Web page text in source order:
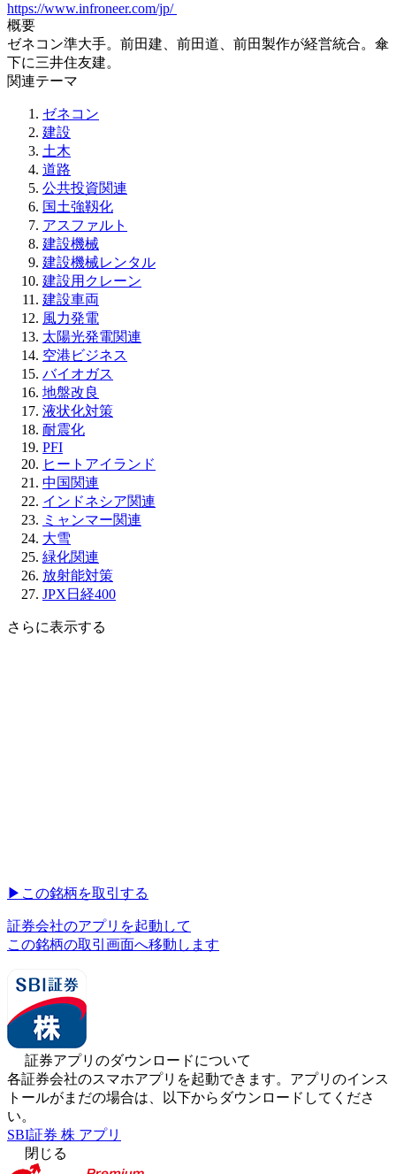
https://www.infroneer.com/jp/
概要
ゼネコン準大手。前田建、前田道、前田製作が経営統合。傘
下に三井住友建。
関連テーマ
ゼネコン
建設
土木
道路
公共投資関連
国土強靱化
アスファルト
建設機械
建設機械レンタル
建設用クレーン
建設車両
風力発電
太陽光発電関連
空港ビジネス
バイオガス
地盤改良
液状化対策
耐震化
PFI
ヒートアイランド
中国関連
インドネシア関連
ミャンマー関連
大雪
緑化関連
放射能対策
JPX日経400
さらに表示する
▶︎ この銘柄を取引する
証券会社のアプリを起動して
この銘柄の取引画面へ移動します
証券アプリのダウンロードについて
各証券会社のスマホアプリを起動できます。アプリのインス
トールがまだの場合は、以下からダウンロードしてくださ
い。
SBI証券 株 アプリ
閉じる